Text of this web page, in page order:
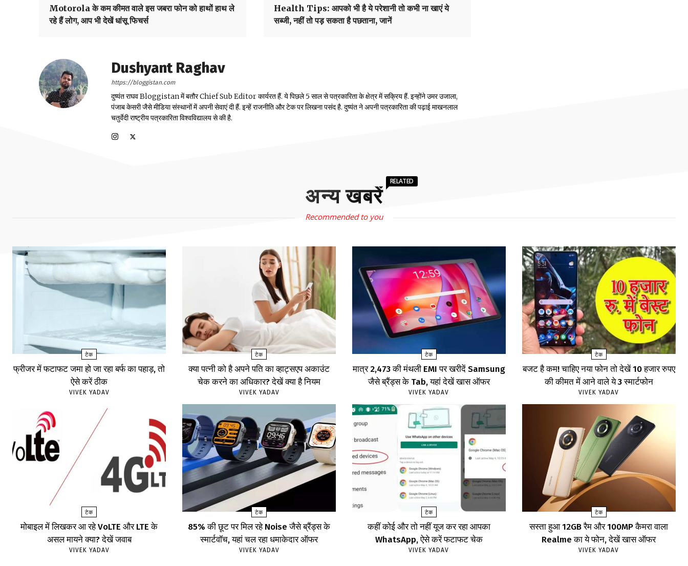
Motorola के कम कीमत वाले इस जबरा फोन को हाथों हाथ ले
रहे हैं लोग, आप भी देखें धांसू फिचर्स
Health Tips: आपको भी है ये परेशानी तो कभी ना खाएं ये
सब्जी, नहीं तो पड़ सकता है पछताना, जानें
Dushyant Raghav
https://bloggistan.com
दुष्यंत राघव Bloggistan में बतौर Chief Sub Editor कार्यरत हैं. ये पिछले 5 साल से पत्रकारिता के क्षेत्र में सक्रिय हैं. इन्होंने उमर उजाला,
पंजाब केसरी जैसे मीडिया संस्थानों में अपनी सेवाएं दी हैं. इन्हें राजनीति और टेक पर लिखना पसंद है. दुष्यंत ने अपनी पत्रकारिता की पढ़ाई माखनलाल
चतुर्वेदी राष्ट्रीय पत्रकारिता विश्वविद्यालय से की है.
अन्य खबरें
RELATED
Recommended to you
टेक
फ्रीजर में फटाफट जमा हो जा रहा बर्फ का पहाड़, तो
ऐसे करें ठीक
VIVEK YADAV
टेक
क्या पत्नी को है अपने पति का व्हाट्सएप अकाउंट
चेक करने का अधिकार? देखें क्या है नियम
VIVEK YADAV
टेक
मात्र ₹2,473 की मंथली EMI पर खरीदें Samsung
जैसे ब्रैंड्स के Tab, यहां देखें खास ऑफर
VIVEK YADAV
टेक
बजट है कम! चाहिए नया फोन तो देखें 10 हजार रुपए
की कीमत में आने वाले ये 3 स्मार्टफोन
VIVEK YADAV
टेक
मोबाइल में लिखकर आ रहे VoLTE और LTE के
असल मायने क्या? देखें जवाब
VIVEK YADAV
टेक
85% की छूट पर मिल रहे Noise जैसे ब्रैंड्स के
स्मार्टवॉच, यहां चल रहा धमाकेदार ऑफर
VIVEK YADAV
टेक
कहीं कोई और तो नहीं यूज कर रहा आपका
WhatsApp, ऐसे करें फटाफट चेक
VIVEK YADAV
टेक
सस्ता हुआ 12GB रैम और 100MP कैमरा वाला
Realme का ये फोन, देखें खास ऑफर
VIVEK YADAV